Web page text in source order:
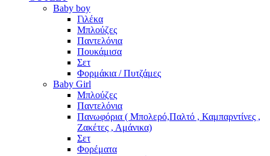
Baby boy
Γιλέκα
Μπλούζες
Παντελόνια
Πουκάμισα
Σετ
Φορμάκια / Πυτζάμες
Baby Girl
Μπλούζες
Παντελόνια
Πανωφόρια ( Μπολερό,Παλτό , Καμπαρντίνες ,
Ζακέτες , Αμάνικα)
Σετ
Φορέματα